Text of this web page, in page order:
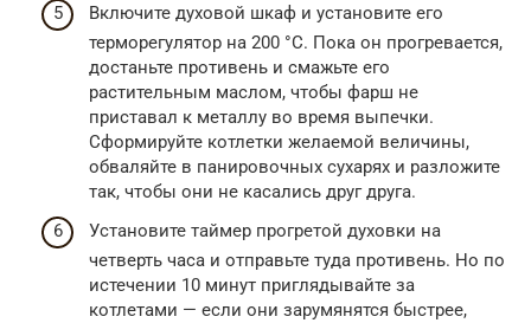
Включите духовой шкаф и установите его
терморегулятор на 200 °C. Пока он прогревается,
достаньте противень и cмажьте его
растительным маслом, чтобы фарш не
приставал к металлу во время выпечки.
Сформируйте котлетки желаемой величины,
обваляйте в панировочных сухарях и разложите
так, чтобы они не касались друг друга.
Установите таймер прогретой духовки на
четверть часа и отправьте туда противень. Но по
истечении 10 минут приглядывайте за
котлетами — если они зарумянятся быстрее,